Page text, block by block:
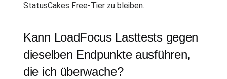
StatusCakes Free-Tier zu bleiben.
Kann LoadFocus Lasttests gegen
dieselben Endpunkte ausführen,
die ich überwache?